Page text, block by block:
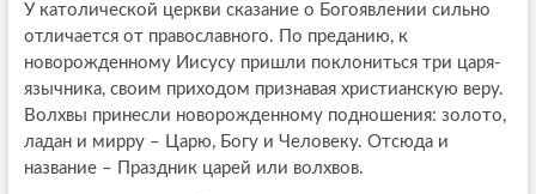
У католической церкви сказание о Богоявлении сильно
отличается от православного. По преданию, к
новорожденному Иисусу пришли поклониться три царя-
язычника, своим приходом признавая христианскую веру.
Волхвы принесли новорожденному подношения: золото,
ладан и мирру – Царю, Богу и Человеку. Отсюда и
название – Праздник царей или волхвов.